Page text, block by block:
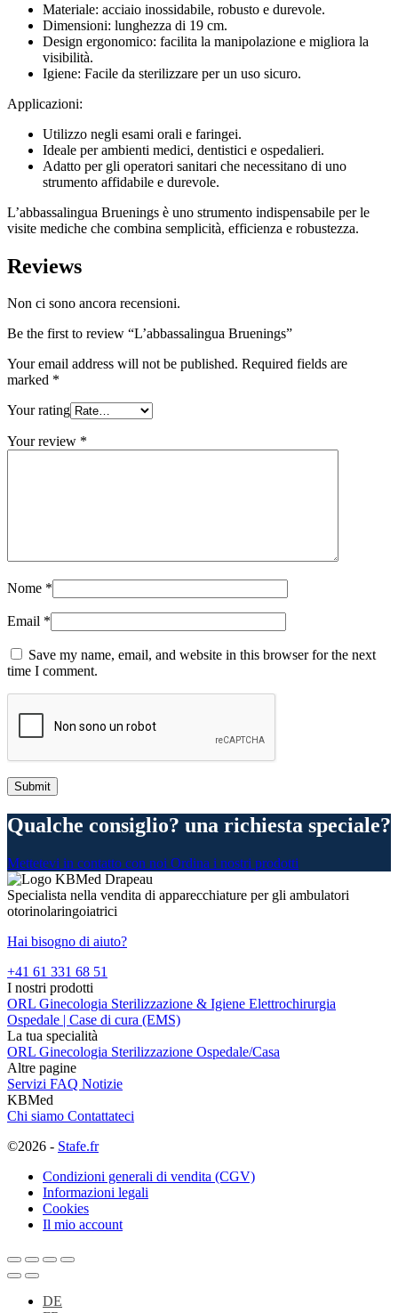
Materiale: acciaio inossidabile, robusto e durevole.
Dimensioni: lunghezza di 19 cm.
Design ergonomico: facilita la manipolazione e migliora la
visibilità.
Igiene: Facile da sterilizzare per un uso sicuro.
Applicazioni:
Utilizzo negli esami orali e faringei.
Ideale per ambienti medici, dentistici e ospedalieri.
Adatto per gli operatori sanitari che necessitano di uno
strumento affidabile e durevole.
L’abbassalingua Bruenings è uno strumento indispensabile per le
visite mediche che combina semplicità, efficienza e robustezza.
Reviews
Non ci sono ancora recensioni.
Be the first to review “L’abbassalingua Bruenings”
Your email address will not be published. Required fields are
marked *
Your rating
Your review *
Nome *
Email *
Save my name, email, and website in this browser for the next
time I comment.
Qualche consiglio? una richiesta speciale?
Mettetevi in contatto con noi Ordina i nostri prodotti
Specialista nella vendita di apparecchiature per gli ambulatori
otorinolaringoiatrici
Hai bisogno di aiuto?
+41 61 331 68 51
I nostri prodotti
ORL Ginecologia Sterilizzazione & Igiene Elettrochirurgia
Ospedale | Case di cura (EMS)
La tua specialità
ORL Ginecologia Sterilizzazione Ospedale/Casa
Altre pagine
Servizi FAQ Notizie
KBMed
Chi siamo Contattateci
©2026 - Stafe.fr
Condizioni generali di vendita (CGV)
Informazioni legali
Cookies
Il mio account
DE